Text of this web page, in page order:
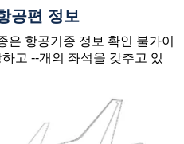
공편 정보
항공기종 정보 확인 불가이
고 --개의 좌석을 갖추고 있